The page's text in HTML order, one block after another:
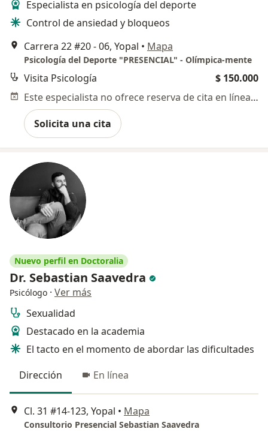
Especialista en psicología del deporte
Control de ansiedad y bloqueos
Carrera 22 #20 - 06, Yopal • Mapa
Psicología del Deporte "PRESENCIAL" - Olímpica-mente
Visita Psicología
$ 150.000
Este especialista no ofrece reserva de cita en línea en esta dirección.
Solicita una cita
Nuevo perfil en Doctoralia
Dr. Sebastian Saavedra
Psicólogo · Ver más
Sexualidad
Destacado en la academia
El tacto en el momento de abordar las dificultades
Dirección
En línea
Cl. 31 #14-123, Yopal • Mapa
Consultorio Presencial Sebastian Saavedra